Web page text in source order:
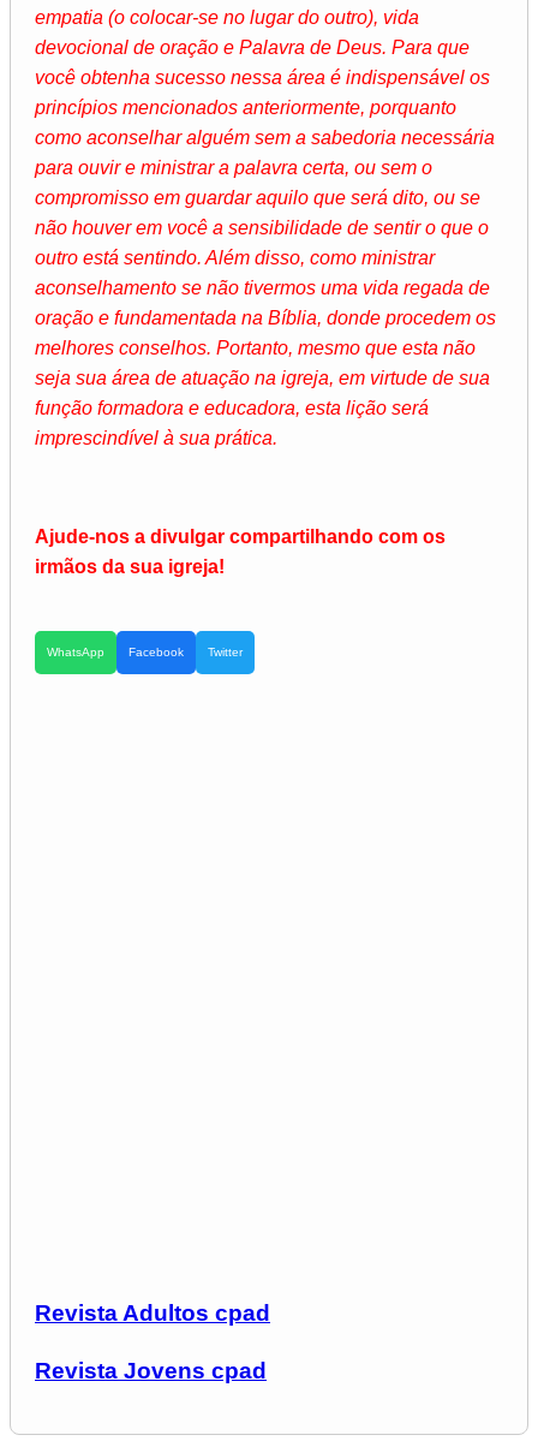
empatia (o colocar-se no lugar do outro), vida
devocional de oração e Palavra de Deus. Para que
você obtenha sucesso nessa área é indispensável os
princípios mencionados anteriormente, porquanto
como aconselhar alguém sem a sabedoria necessária
para ouvir e ministrar a palavra certa, ou sem o
compromisso em guardar aquilo que será dito, ou se
não houver em você a sensibilidade de sentir o que o
outro está sentindo. Além disso, como ministrar
aconselhamento se não tivermos uma vida regada de
oração e fundamentada na Bíblia, donde procedem os
melhores conselhos. Portanto, mesmo que esta não
seja sua área de atuação na igreja, em virtude de sua
função formadora e educadora, esta lição será
imprescindível à sua prática.
Ajude-nos a divulgar compartilhando com os
irmãos da sua igreja!
WhatsApp Facebook Twitter
Revista Adultos cpad
Revista Jovens cpad